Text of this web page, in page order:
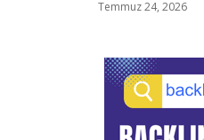
Temmuz 24, 2026